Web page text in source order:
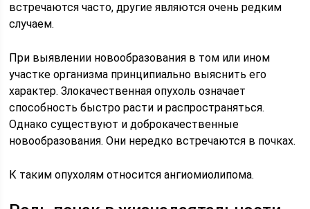
встречаются часто, другие являются очень редким
случаем.
При выявлении новообразования в том или ином
участке организма принципиально выяснить его
характер. Злокачественная опухоль означает
способность быстро расти и распространяться.
Однако существуют и доброкачественные
новообразования. Они нередко встречаются в почках.
К таким опухолям относится ангиомиолипома.